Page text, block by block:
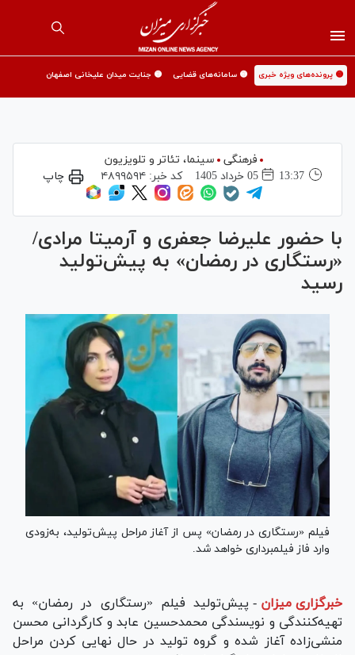
🟡 پرونده‌های ویژه خبری 🟡 سامانه‌های قضایی 🟡 جنایت میدان علیخانی اصفهان
فرهنگی
سینما،‌ تئاتر و تلویزیون
13:37
05 خرداد 1405 کد خبر: ۴۸۹۹۵۹۴ چاپ
با حضور علیرضا جعفری و آرمیتا مرادی/
«رستگاری در رمضان» به پیش‌تولید
رسید
فیلم «رستگاری در رمضان» پس از آغاز مراحل پیش‌تولید، به‌زودی
وارد فاز فیلمبرداری خواهد شد.
خبرگزاری میزان - پیش‌تولید فیلم «رستگاری در رمضان» به
تهیه‌کنندگی و نویسندگی محمدحسین عابد و کارگردانی محسن
منشی‌زاده آغاز شده و گروه تولید در حال نهایی کردن مراحل